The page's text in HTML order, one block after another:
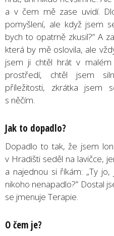
a v čem mě zase uvidí.
pomyšlení, ale když jsem
bych to opatrně zkusil?” A
která by mě oslovila, ale
jsem ji chtěl hrát v
prostředí, chtěl jsem
příležitosti, zkrátka jsem
s něčím.
Jak to dopadlo?
Dopadlo to tak, že jsem
v Hradišti seděl na lavičce,
a najednou si říkám: „Ty
nikoho nenapadlo?” Dostal
se jmenuje Terapie.
O čem je?